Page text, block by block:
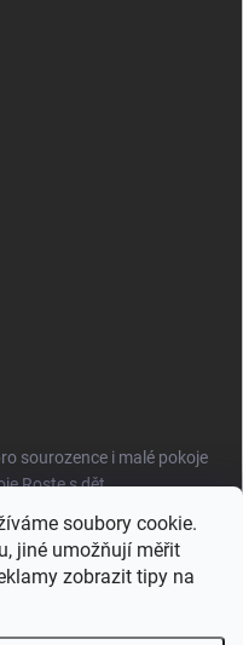
soubory cookie.
jiné umožňují měřit
zobrazit tipy na
sourozence i malé pokoje
Roste s dět...
pro malé prostory i
živo...